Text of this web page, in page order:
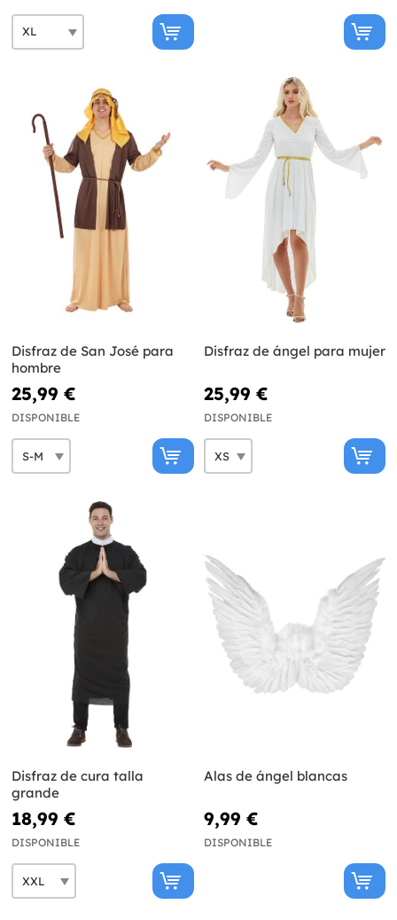
Disfraz de San José para
hombre
25,99 €
DISPONIBLE
Disfraz de ángel para mujer
25,99 €
DISPONIBLE
Disfraz de cura talla
grande
18,99 €
DISPONIBLE
Alas de ángel blancas
9,99 €
DISPONIBLE